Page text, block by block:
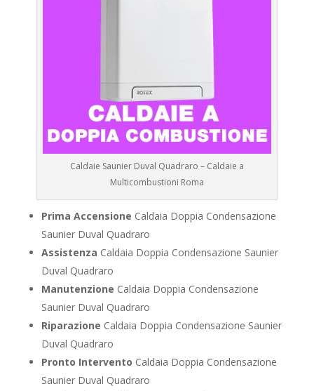
Caldaie Saunier Duval Quadraro – Caldaie a
Multicombustioni Roma
Prima Accensione Caldaia Doppia Condensazione
Saunier Duval Quadraro
Assistenza Caldaia Doppia Condensazione Saunier
Duval Quadraro
Manutenzione Caldaia Doppia Condensazione
Saunier Duval Quadraro
Riparazione Caldaia Doppia Condensazione Saunier
Duval Quadraro
Pronto Intervento Caldaia Doppia Condensazione
Saunier Duval Quadraro